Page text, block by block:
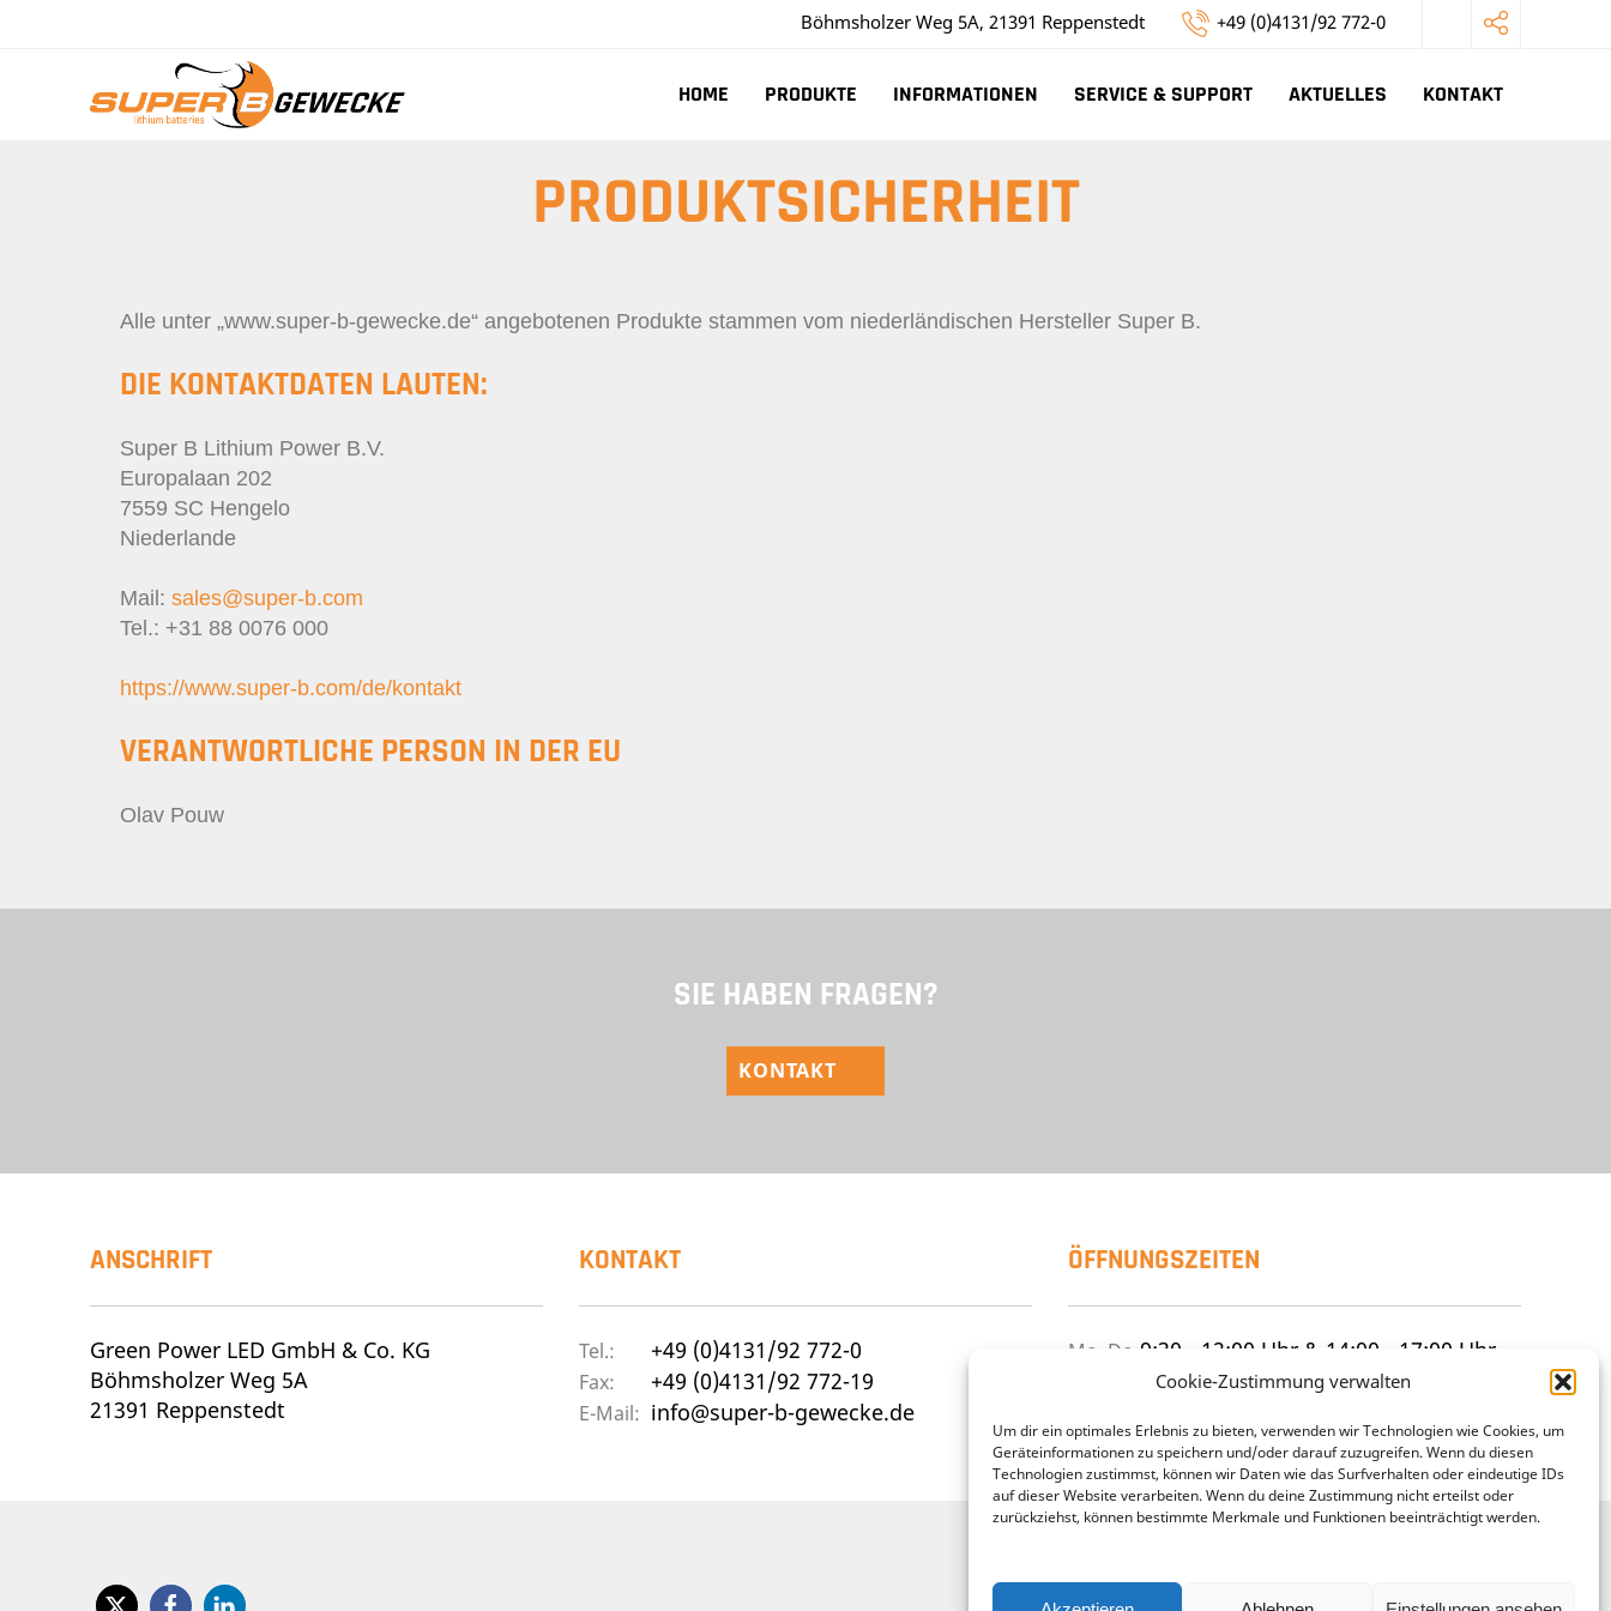
Cookie-Zustimmung verwalten
Um dir ein optimales Erlebnis zu bieten, verwenden wir Technologien wie Cookies, um
Geräteinformationen zu speichern und/oder darauf zuzugreifen. Wenn du diesen
Technologien zustimmst, können wir Daten wie das Surfverhalten oder eindeutige IDs
auf dieser Website verarbeiten. Wenn du deine Zustimmung nicht erteilst oder
zurückziehst, können bestimmte Merkmale und Funktionen beeinträchtigt werden.
+49 (0)4131/92 772-0
Böhmsholzer Weg 5A, 21391 Reppenstedt
HOME PRODUKTE INFORMATIONEN SERVICE & SUPPORT AKTUELLES KONTAKT
PRODUKTSICHERHEIT
Alle unter „www.super-b-gewecke.de“ angebotenen Produkte stammen vom niederländischen Hersteller Super B.
DIE KONTAKTDATEN LAUTEN:
Super B Lithium Power B.V.
Europalaan 202
7559 SC Hengelo
Niederlande
Mail: sales@super-b.com
Tel.: +31 88 0076 000
https://www.super-b.com/de/kontakt
VERANTWORTLICHE PERSON IN DER EU
Olav Pouw
SIE HABEN FRAGEN?
KONTAKT
ANSCHRIFT
Green Power LED GmbH & Co. KG
Böhmsholzer Weg 5A
21391 Reppenstedt
KONTAKT
Tel.: +49 (0)4131/92 772-0
Fax: +49 (0)4131/92 772-19
E-Mail: info@super-b-gewecke.de
ÖFFNUNGSZEITEN
Mo–Do 9:30 - 12:00 Uhr & 14:00 - 17:00 Uhr
9:30 - 12:00 Uhr & 14:00 - 15:30 Uhr